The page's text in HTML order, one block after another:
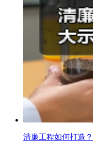
清廉工程如何打造